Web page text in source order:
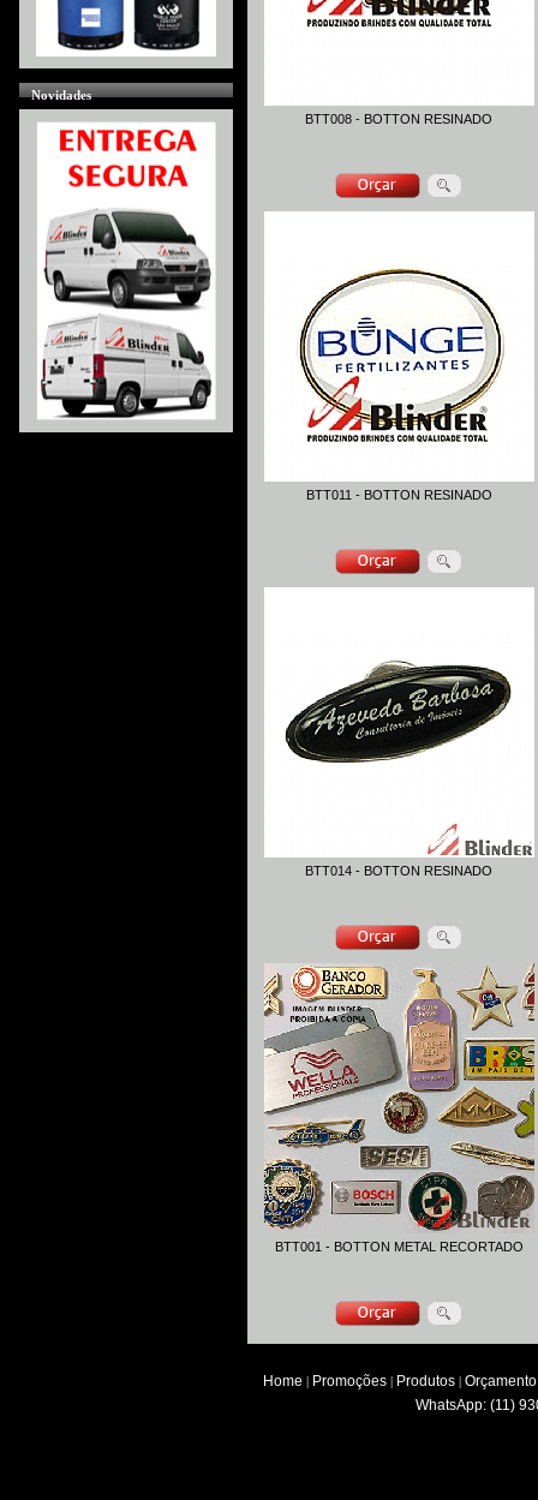
Novidades
BTT008 - BOTTON RESINADO
BTT011 - BOTTON RESINADO
BTT014 - BOTTON RESINADO
BTT001 - BOTTON METAL RECORTADO
Home | Promoções | Produtos | Orçamento
WhatsApp: (11)